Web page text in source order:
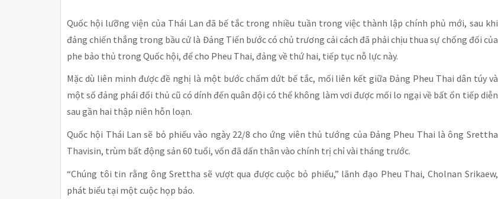
Quốc hội lưỡng viện của Thái Lan đã bế tắc trong nhiều tuần trong việc thành lập chính phủ mới, sau khi
đảng chiến thắng trong bầu cử là Đảng Tiến bước có chủ trương cải cách đã phải chịu thua sự chống đối của
phe bảo thủ trong Quốc hội, để cho Pheu Thai, đảng về thứ hai, tiếp tục nỗ lực này.
Mặc dù liên minh được đề nghị là một bước chấm dứt bế tắc, mối liên kết giữa Đảng Pheu Thai dân túy và
một số đảng phái đối thủ cũ có dính đến quân đội có thể không làm vơi được mối lo ngại về bất ổn tiếp diễn
sau gần hai thập niên hỗn loạn.
Quốc hội Thái Lan sẽ bỏ phiếu vào ngày 22/8 cho ứng viên thủ tướng của Đảng Pheu Thai là ông Srettha
Thavisin, trùm bất động sản 60 tuổi, vốn đã dấn thân vào chính trị chỉ vài tháng trước.
“Chúng tôi tin rằng ông Srettha sẽ vượt qua được cuộc bỏ phiếu,” lãnh đạo Pheu Thai, Cholnan Srikaew,
phát biểu tại một cuộc họp báo.